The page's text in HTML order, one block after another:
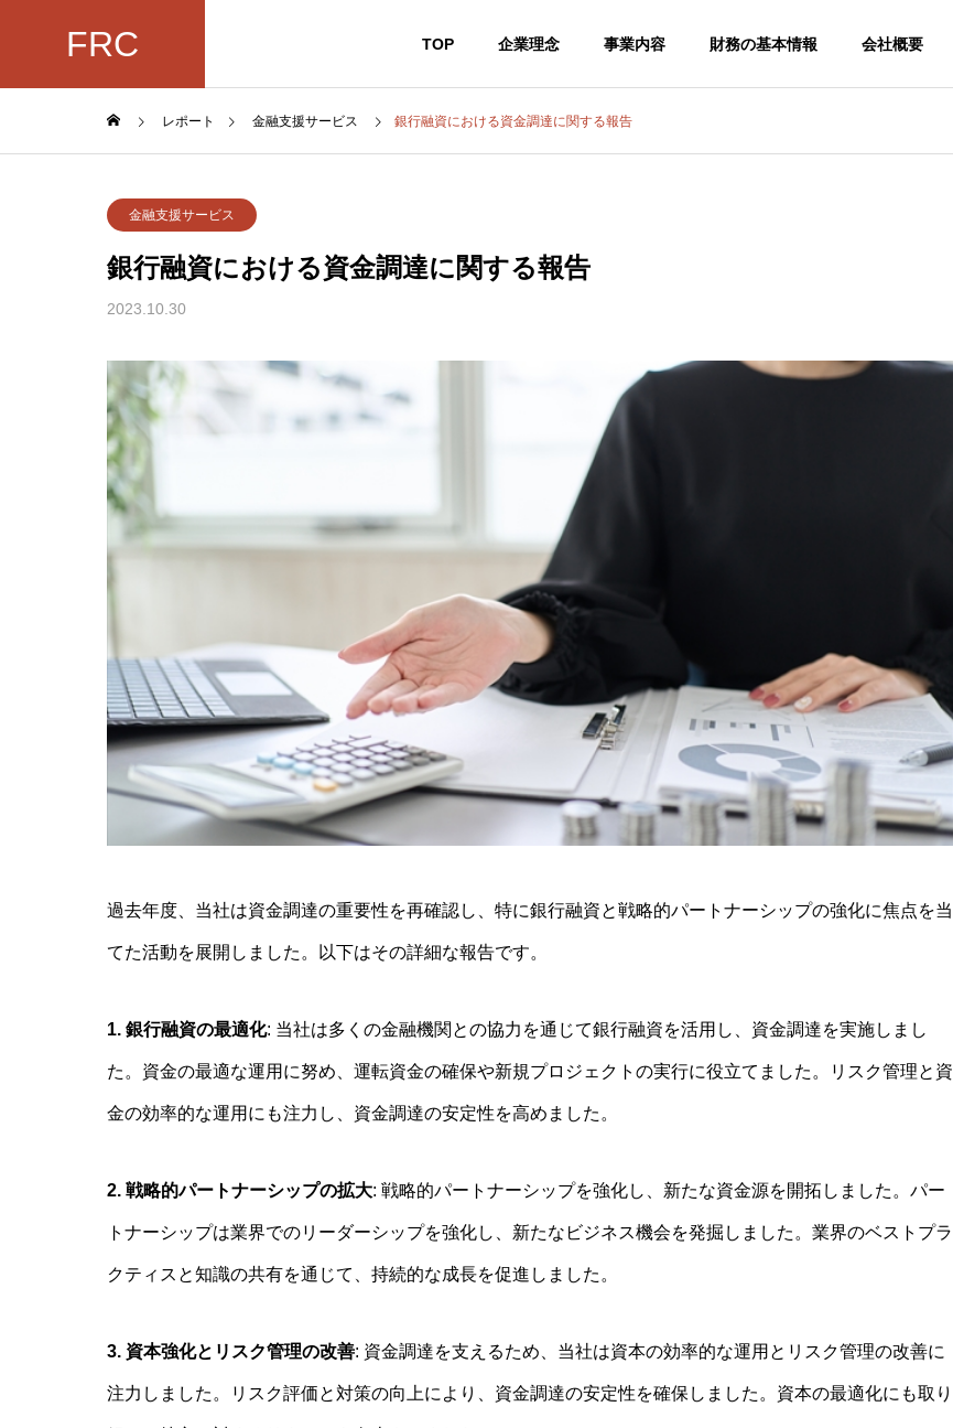
FRC TOP 企業理念 事業内容 財務の基本情報 会社概要
レポート 金融支援サービス 銀行融資における資金調達に関する報告
金融支援サービス
銀行融資における資金調達に関する報告
2023.10.30
過去年度、当社は資金調達の重要性を再確認し、特に銀行融資と戦略的パートナーシップの強化に焦点を当
てた活動を展開しました。以下はその詳細な報告です。
1. 銀行融資の最適化: 当社は多くの金融機関との協力を通じて銀行融資を活用し、資金調達を実施しまし
た。資金の最適な運用に努め、運転資金の確保や新規プロジェクトの実行に役立てました。リスク管理と資
金の効率的な運用にも注力し、資金調達の安定性を高めました。
2. 戦略的パートナーシップの拡大: 戦略的パートナーシップを強化し、新たな資金源を開拓しました。パー
トナーシップは業界でのリーダーシップを強化し、新たなビジネス機会を発掘しました。業界のベストプラ
クティスと知識の共有を通じて、持続的な成長を促進しました。
3. 資本強化とリスク管理の改善: 資金調達を支えるため、当社は資本の効率的な運用とリスク管理の改善に
注力しました。リスク評価と対策の向上により、資金調達の安定性を確保しました。資本の最適化にも取り